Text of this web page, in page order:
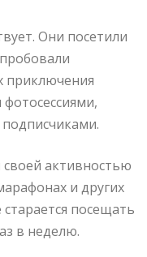
Они посетили
приключения
активностью
и других
посещать
в неделю.